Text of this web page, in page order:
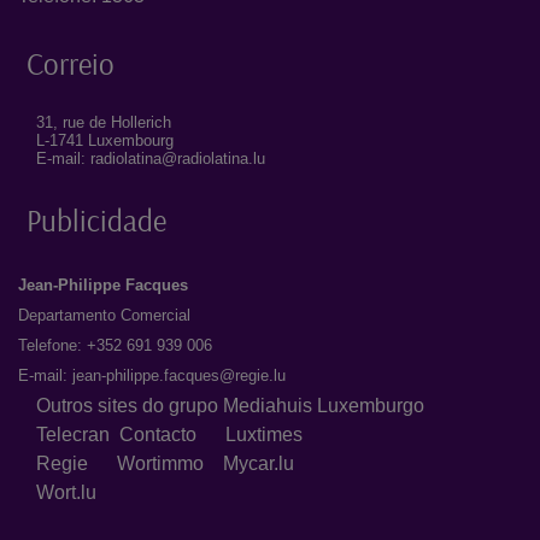
Correio
31, rue de Hollerich
L-1741 Luxembourg
E-mail: radiolatina@radiolatina.lu
Publicidade
Jean-Philippe Facques
Departamento Comercial
Telefone: +352 691 939 006
E-mail: jean-philippe.facques@regie.lu
Outros sites do grupo Mediahuis Luxemburgo
Telecran Contacto
Luxtimes
Regie Wortimmo
Mycar.lu
Wort.lu